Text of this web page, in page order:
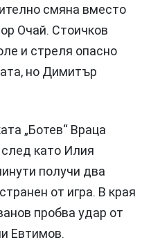
смяна вместо
Очай. Стоичков
и стреля опасно
но Димитър
„Ботев“ Враца
като Илия
получи два
от игра. В края
пробва удар от
Евтимов.